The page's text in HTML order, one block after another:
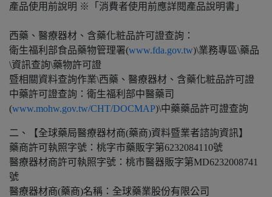
產品使用前說明 ※「消費者使用前應詳閱產品說明書」
西藥、醫療器材、含藥化粧品許可證查詢：
衛生福利部食品藥物管理署(www.fda.gov.tw)\業務專區\藥品
\資訊查詢\藥物許可證
暨相關資料查詢作業\西藥、醫療器材、含藥化粧品許可證
中藥許可證查詢：衛生福利部中醫藥司
(www.mohw.gov.tw/CHT/DOCMAP)\中藥藥品許可證查詢
二、【全球藥局醫療器材商(藥商)資料暨業者諮詢資訊】
藥商許可執照字號：桃字市藥販字第6232084110號
醫療器材商許可執照字號：桃市醫器販字第MD6232008741
號
醫療器材商(藥商)名稱：全球藥業股份有限公司